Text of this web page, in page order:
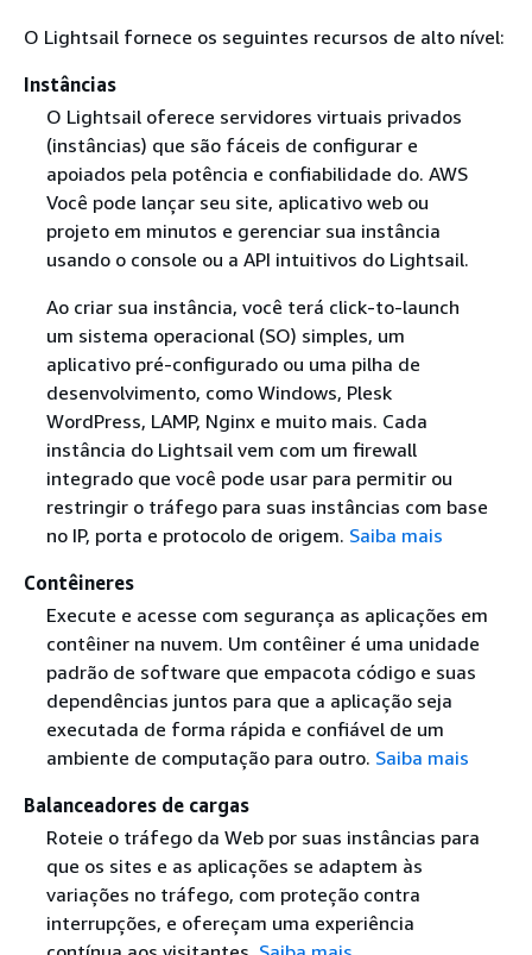
O Lightsail fornece os seguintes recursos de alto nível:
Instâncias
O Lightsail oferece servidores virtuais privados
(instâncias) que são fáceis de configurar e
apoiados pela potência e confiabilidade do. AWS
Você pode lançar seu site, aplicativo web ou
projeto em minutos e gerenciar sua instância
usando o console ou a API intuitivos do Lightsail.
Ao criar sua instância, você terá click-to-launch
um sistema operacional (SO) simples, um
aplicativo pré-configurado ou uma pilha de
desenvolvimento, como Windows, Plesk
WordPress, LAMP, Nginx e muito mais. Cada
instância do Lightsail vem com um firewall
integrado que você pode usar para permitir ou
restringir o tráfego para suas instâncias com base
no IP, porta e protocolo de origem. Saiba mais
Contêineres
Execute e acesse com segurança as aplicações em
contêiner na nuvem. Um contêiner é uma unidade
padrão de software que empacota código e suas
dependências juntos para que a aplicação seja
executada de forma rápida e confiável de um
ambiente de computação para outro. Saiba mais
Balanceadores de cargas
Roteie o tráfego da Web por suas instâncias para
que os sites e as aplicações se adaptem às
variações no tráfego, com proteção contra
interrupções, e ofereçam uma experiência